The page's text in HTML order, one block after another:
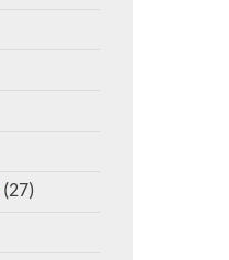
(27)